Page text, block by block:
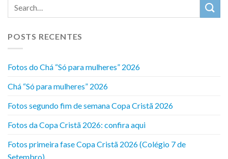
POSTS RECENTES
Fotos do Chá “Só para mulheres” 2026
Chá “Só para mulheres” 2026
Fotos segundo fim de semana Copa Cristã 2026
Fotos da Copa Cristã 2026: confira aqui
Fotos primeira fase Copa Cristã 2026 (Colégio 7 de
Setembro)